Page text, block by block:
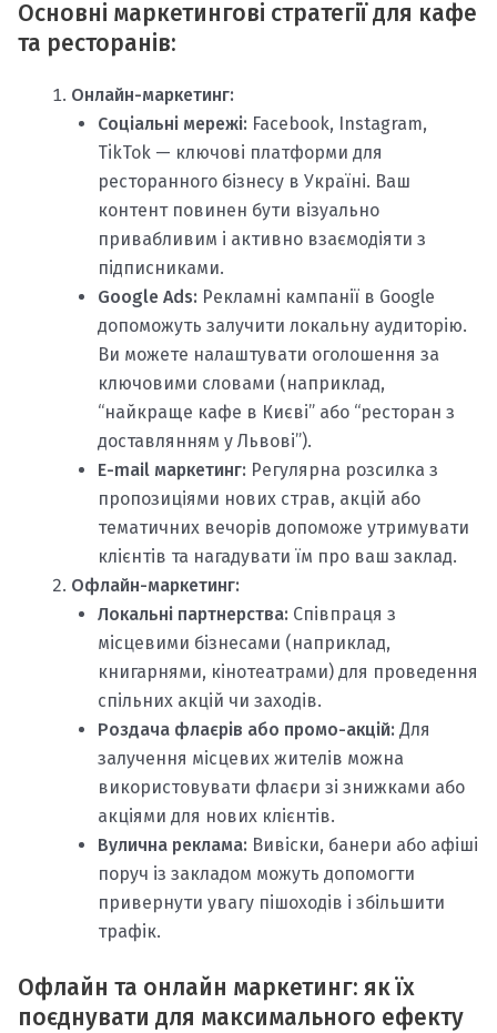
Основні маркетингові стратегії для кафе
та ресторанів:
Онлайн-маркетинг:
Соціальні мережі: Facebook, Instagram,
TikTok — ключові платформи для
ресторанного бізнесу в Україні. Ваш
контент повинен бути візуально
привабливим і активно взаємодіяти з
підписниками.
Google Ads: Рекламні кампанії в Google
допоможуть залучити локальну аудиторію.
Ви можете налаштувати оголошення за
ключовими словами (наприклад,
“найкраще кафе в Києві” або “ресторан з
доставлянням у Львові”).
E-mail маркетинг: Регулярна розсилка з
пропозиціями нових страв, акцій або
тематичних вечорів допоможе утримувати
клієнтів та нагадувати їм про ваш заклад.
Офлайн-маркетинг:
Локальні партнерства: Співпраця з
місцевими бізнесами (наприклад,
книгарнями, кінотеатрами) для проведення
спільних акцій чи заходів.
Роздача флаєрів або промо-акцій: Для
залучення місцевих жителів можна
використовувати флаєри зі знижками або
акціями для нових клієнтів.
Вулична реклама: Вивіски, банери або афіші
поруч із закладом можуть допомогти
привернути увагу пішоходів і збільшити
трафік.
Офлайн та онлайн маркетинг: як їх
поєднувати для максимального ефекту